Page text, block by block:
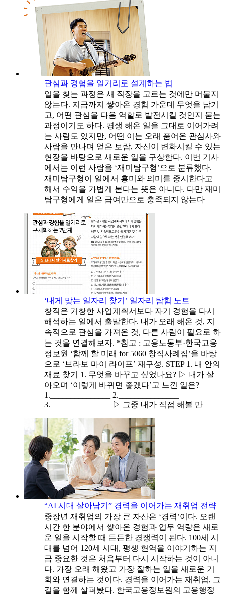
관심과 경험을 일거리로 설계하는 법
일을 찾는 과정은 새 직장을 고르는 것에만 머물지
않는다. 지금까지 쌓아온 경험 가운데 무엇을 남기
고, 어떤 관심을 다음 역할로 발전시킬 것인지 묻는
과정이기도 하다. 평생 해온 일을 그대로 이어가려
는 사람도 있지만, 어떤 이는 오래 품어온 관심사와
사람을 만나며 얻은 보람, 자신이 변화시킬 수 있는
현장을 바탕으로 새로운 일을 구상한다. 이번 기사
에서는 이런 사람을 ‘재미탐구형’으로 분류했다.
재미탐구형이 일에서 흥미와 의미를 중시한다고
해서 수익을 가볍게 본다는 뜻은 아니다. 다만 재미
탐구형에게 일은 급여만으로 충족되지 않는다
‘내게 맞는 일자리 찾기’ 일자리 탐험 노트
창직은 거창한 사업계획서보다 자기 경험을 다시
해석하는 일에서 출발한다. 내가 오래 해온 것, 지
속적으로 관심을 가져온 것, 다른 사람이 필요로 하
는 것을 연결해보자. *참고 : 고용노동부·한국고용
정보원 ‘함께 할 미래 for 5060 창직사례집’을 바탕
으로 ‘브라보 마이 라이프’ 재구성. STEP 1. 내 안의
재료 찾기 1. 무엇을 바꾸고 싶었나요? ▷ 내가 살
아오며 ‘이렇게 바뀌면 좋겠다’고 느낀 일은?
1._______________ 2._______________
3._______________ ▷ 그중 내가 직접 해볼 만
“AI 시대 살아남기” 경력을 이어가는 재취업 전략
중장년 재취업의 가장 큰 자산은 ‘경력’이다. 오랜
시간 한 분야에서 쌓아온 경험과 업무 역량은 새로
운 일을 시작할 때 든든한 경쟁력이 된다. 100세 시
대를 넘어 120세 시대, 평생 현역을 이야기하는 지
금 중요한 것은 처음부터 다시 시작하는 것이 아니
다. 가장 오래 해왔고 가장 잘하는 일을 새로운 기
회와 연결하는 것이다. 경력을 이어가는 재취업, 그
길을 함께 살펴봤다. 한국고용정보원의 고용행정